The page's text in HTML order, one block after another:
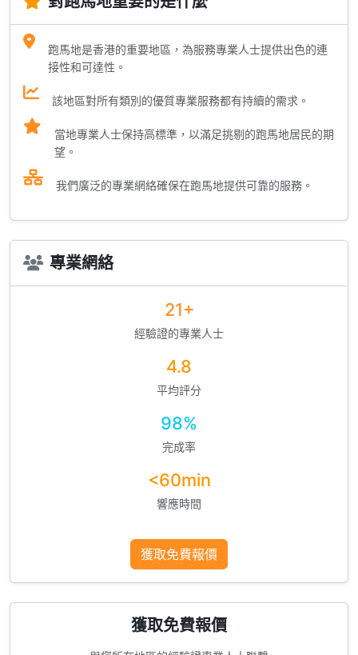
跑馬地是香港的重要地區，為服務專業人士提供出色的連
接性和可達性。
該地區對所有類別的優質專業服務都有持續的需求。
當地專業人士保持高標準，以滿足挑剔的跑馬地居民的期
望。
我們廣泛的專業網絡確保在跑馬地提供可靠的服務。
專業網絡
21+
經驗證的專業人士
4.8
平均評分
98%
完成率
<60min
響應時間
獲取免費報價
獲取免費報價